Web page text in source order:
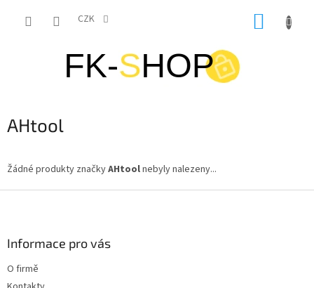
CZK
AHtool
Žádné produkty značkyAHtoolnebyly nalezeny...
Informace pro vás
O firmě